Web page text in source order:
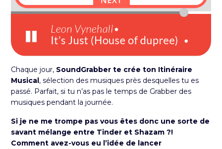
Chaque jour, SoundGrabber te crée ton Itinéraire
Musical, sélection des musiques près desquelles tu es
passé. Parfait, si tu n’as pas le temps de Grabber des
musiques pendant la journée.
Si je ne me trompe pas vous êtes donc une sorte de
savant mélange entre Tinder et Shazam ?!
Comment avez-vous eu l’idée de lancer